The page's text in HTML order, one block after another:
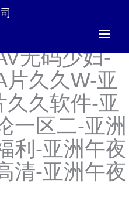
洲午夜国产
午夜激情-
无码少妇-
久久W-亚
久软件-亚
一区二-亚洲
利-亚洲午夜
清-亚洲午夜